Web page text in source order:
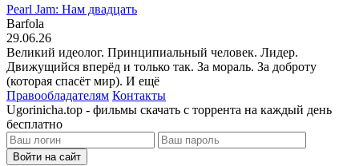
Pearl Jam: Нам двадцать
Barfola
29.06.26
Великий идеолог. Принципиальный человек. Лидер.
Движущийся вперёд и только так. За мораль. За доброту
(которая спасёт мир). И ещё
Правообладателям Контакты
Ugorinicha.top - фильмы скачать с торрента на каждый день
бесплатно
Войти на сайт